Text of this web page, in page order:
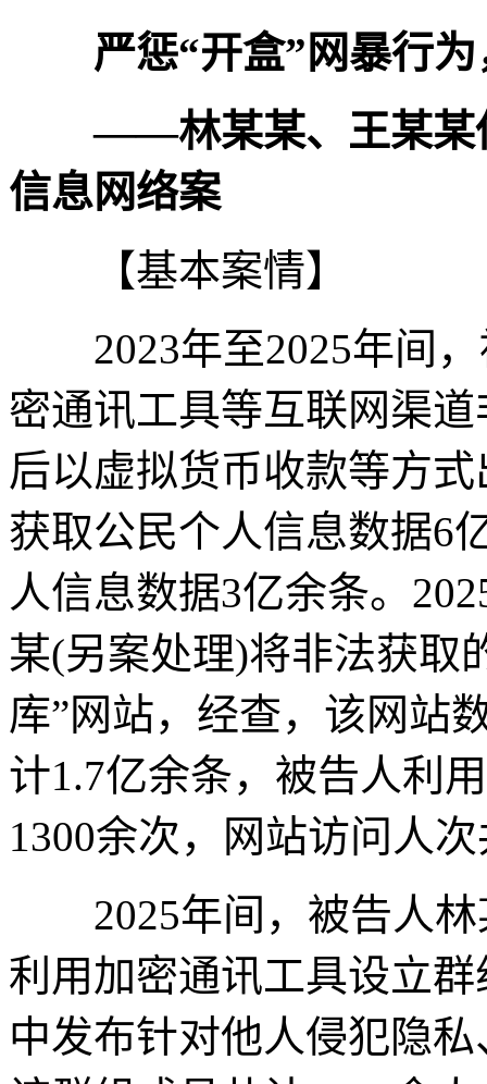
严惩“开盒”网暴行
——林某某、王某某
信息网络案
【基本案情】
2023年至2025年间，
密通讯工具等互联网渠
后以虚拟货币收款等方
获取公民个人信息数据6
人信息数据3亿余条。
某(另案处理)将非法获取
库”网站，经查，该网站
计1.7亿余条，被告人利
1300余次，网站访问人
2025年间，被告人林
利用加密通讯工具设立
中发布针对他人侵犯隐